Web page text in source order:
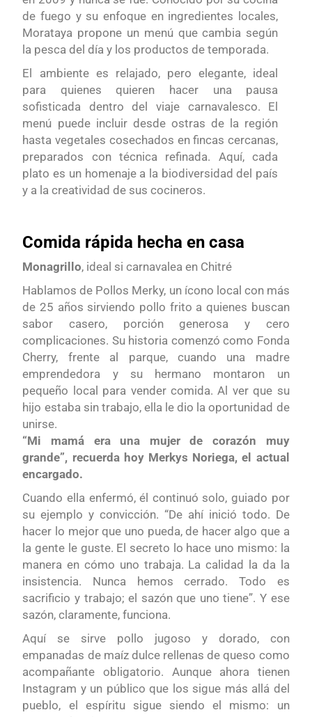
de fuego y su enfoque en ingredientes locales,
Morataya propone un menú que cambia según
la pesca del día y los productos de temporada.
El ambiente es relajado, pero elegante, ideal
para quienes quieren hacer una pausa
sofisticada dentro del viaje carnavalesco. El
menú puede incluir desde ostras de la región
hasta vegetales cosechados en fincas cercanas,
preparados con técnica refinada. Aquí, cada
plato es un homenaje a la biodiversidad del país
y a la creatividad de sus cocineros.
Comida rápida hecha en casa
Monagrillo, ideal si carnavalea en Chitré
Hablamos de Pollos Merky, un ícono local con más
de 25 años sirviendo pollo frito a quienes buscan
sabor casero, porción generosa y cero
complicaciones. Su historia comenzó como Fonda
Cherry, frente al parque, cuando una madre
emprendedora y su hermano montaron un
pequeño local para vender comida. Al ver que su
hijo estaba sin trabajo, ella le dio la oportunidad de
unirse.
“Mi mamá era una mujer de corazón muy
grande”, recuerda hoy Merkys Noriega, el actual
encargado.
Cuando ella enfermó, él continuó solo, guiado por
su ejemplo y convicción. “De ahí inició todo. De
hacer lo mejor que uno pueda, de hacer algo que a
la gente le guste. El secreto lo hace uno mismo: la
manera en cómo uno trabaja. La calidad la da la
insistencia. Nunca hemos cerrado. Todo es
sacrificio y trabajo; el sazón que uno tiene”. Y ese
sazón, claramente, funciona.
Aquí se sirve pollo jugoso y dorado, con
empanadas de maíz dulce rellenas de queso como
acompañante obligatorio. Aunque ahora tienen
Instagram y un público que los sigue más allá del
pueblo, el espíritu sigue siendo el mismo: un